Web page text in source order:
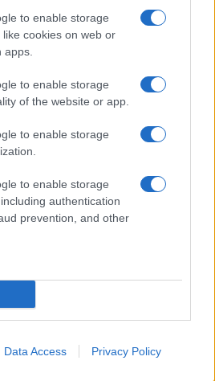
to enable storage
cookies on web or
to enable storage
of the website or app.
to enable storage
to enable storage
authentication
prevention, and other
Data Access Privacy Policy
clienti svuotano le suite: furto da
7 agosto, sole e caldo tornano